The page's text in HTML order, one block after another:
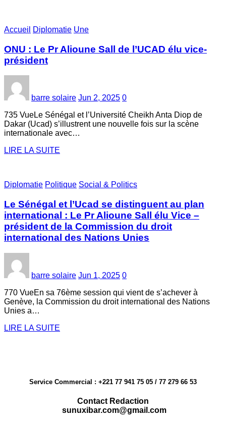
Accueil Diplomatie Une
ONU : Le Pr Alioune Sall de l’UCAD élu vice-
président
barre solaire Jun 2, 2025 0
735 VueLe Sénégal et l’Université Cheikh Anta Diop de
Dakar (Ucad) s’illustrent une nouvelle fois sur la scène
internationale avec…
LIRE LA SUITE
Diplomatie Politique Social & Politics
Le Sénégal et l’Ucad se distinguent au plan
international : Le Pr Alioune Sall élu Vice –
président de la Commission du droit
international des Nations Unies
barre solaire Jun 1, 2025 0
770 VueEn sa 76ème session qui vient de s’achever à
Genève, la Commission du droit international des Nations
Unies a…
LIRE LA SUITE
Service Commercial : +221 77 941 75 05 / 77 279 66 53
Contact Redaction
sunuxibar.com@gmail.com